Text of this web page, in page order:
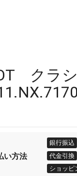
クラ
い方法
銀行振込
代金引換
ショッピ